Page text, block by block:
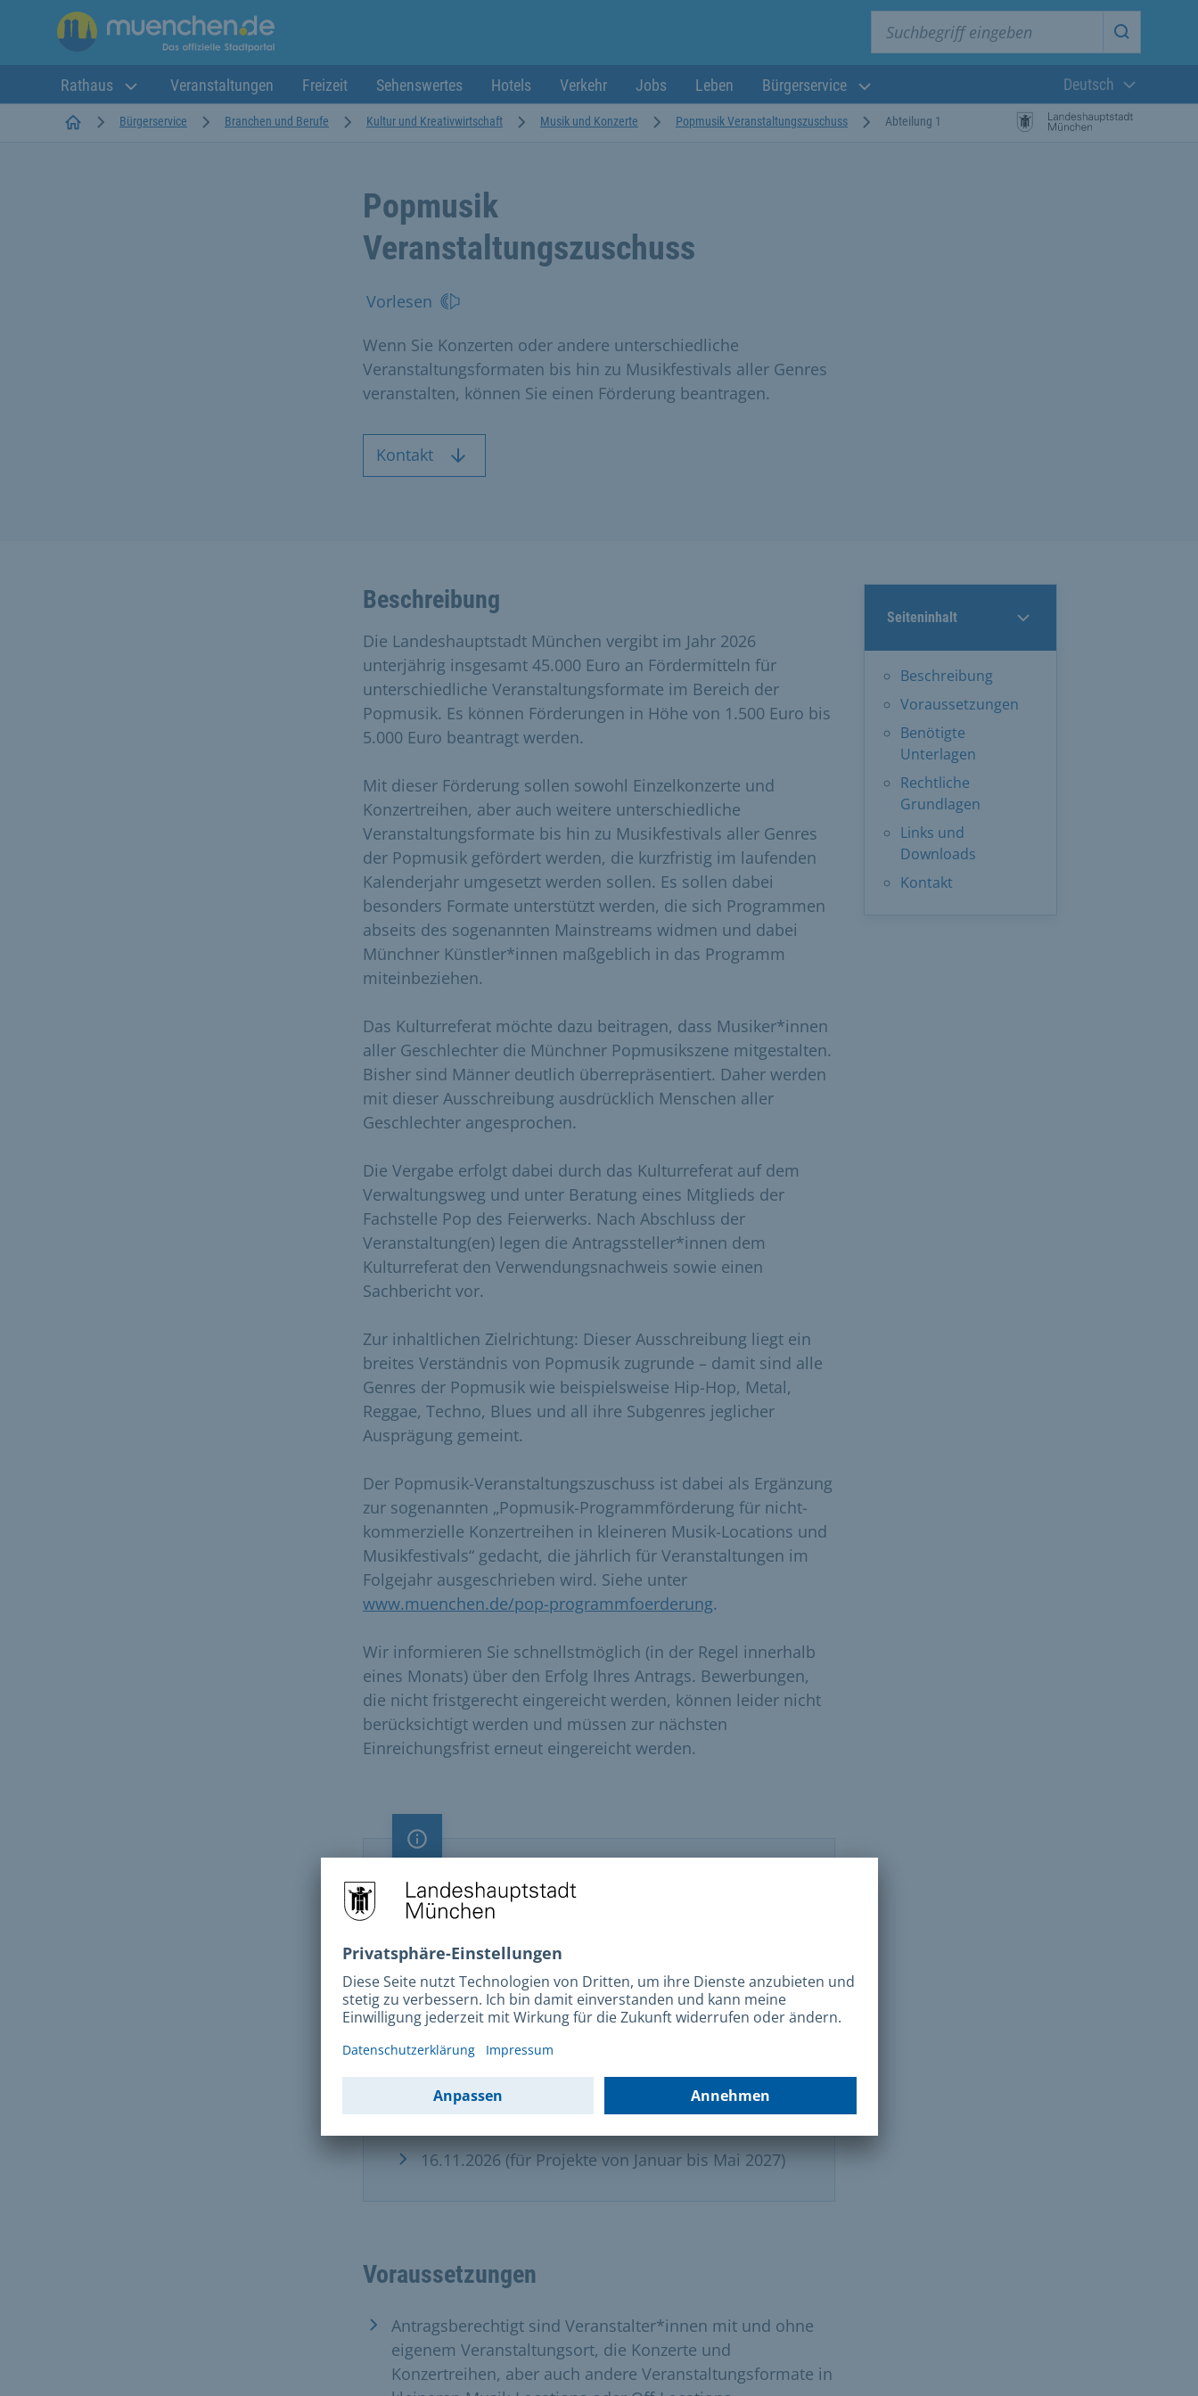
Suche
Rathaus Veranstaltungen Freizeit Sehenswertes Hotels Verkehr Jobs Leben Bürgerservice
Aktuelle
Deutsch
StartseiteBürgerservice Branchen und Berufe Kultur und Kreativwirtschaft Musik und Konzerte Popmusik Veranstaltungszuschuss Abteilung 1
Popmusik
Veranstaltungszuschuss
Vorlesen
Wenn Sie Konzerten oder andere unterschiedliche
Veranstaltungsformaten bis hin zu Musikfestivals aller Genres
veranstalten, können Sie einen Förderung beantragen.
Kontakt
Seiteninhalt
Beschreibung
Voraussetzungen
Benötigte
Unterlagen
Rechtliche
Grundlagen
Links und
Downloads
Kontakt
Beschreibung
Die Landeshauptstadt München vergibt im Jahr 2026
unterjährig insgesamt 45.000 Euro an Fördermitteln für
unterschiedliche Veranstaltungsformate im Bereich der
Popmusik. Es können Förderungen in Höhe von 1.500 Euro bis
5.000 Euro beantragt werden.
Mit dieser Förderung sollen sowohl Einzelkonzerte und
Konzertreihen, aber auch weitere unterschiedliche
Veranstaltungsformate bis hin zu Musikfestivals aller Genres
der Popmusik gefördert werden, die kurzfristig im laufenden
Kalenderjahr umgesetzt werden sollen. Es sollen dabei
besonders Formate unterstützt werden, die sich Programmen
abseits des sogenannten Mainstreams widmen und dabei
Münchner Künstler*innen maßgeblich in das Programm
miteinbeziehen.
Das Kulturreferat möchte dazu beitragen, dass Musiker*innen
aller Geschlechter die Münchner Popmusikszene mitgestalten.
Bisher sind Männer deutlich überrepräsentiert. Daher werden
mit dieser Ausschreibung ausdrücklich Menschen aller
Geschlechter angesprochen.
Die Vergabe erfolgt dabei durch das Kulturreferat auf dem
Verwaltungsweg und unter Beratung eines Mitglieds der
Fachstelle Pop des Feierwerks. Nach Abschluss der
Veranstaltung(en) legen die Antragssteller*innen dem
Kulturreferat den Verwendungsnachweis sowie einen
Sachbericht vor.
Zur inhaltlichen Zielrichtung: Dieser Ausschreibung liegt ein
breites Verständnis von Popmusik zugrunde – damit sind alle
Genres der Popmusik wie beispielsweise Hip-Hop, Metal,
Reggae, Techno, Blues und all ihre Subgenres jeglicher
Ausprägung gemeint.
Der Popmusik-Veranstaltungszuschuss ist dabei als Ergänzung
zur sogenannten „Popmusik-Programmförderung für nicht-
kommerzielle Konzertreihen in kleineren Musik-Locations und
Musikfestivals“ gedacht, die jährlich für Veranstaltungen im
Folgejahr ausgeschrieben wird. Siehe unter
www.muenchen.de/pop-programmfoerderung.
Wir informieren Sie schnellstmöglich (in der Regel innerhalb
eines Monats) über den Erfolg Ihres Antrags. Bewerbungen,
die nicht fristgerecht eingereicht werden, können leider nicht
berücksichtigt werden und müssen zur nächsten
Einreichungsfrist erneut eingereicht werden.
Information
Wichtiger Hinweis
Für den Popmusik-Veranstaltungszuschuss gelten
folgende Einreichungsfristen:
2026)
18.07.2026 (für Projekte von Mitte September bis
Dezember 2026)
16.11.2026 (für Projekte von Januar bis Mai 2027)
Voraussetzungen
Antragsberechtigt sind Veranstalter*innen mit und ohne
eigenem Veranstaltungsort, die Konzerte und
Konzertreihen, aber auch andere Veranstaltungsformate in